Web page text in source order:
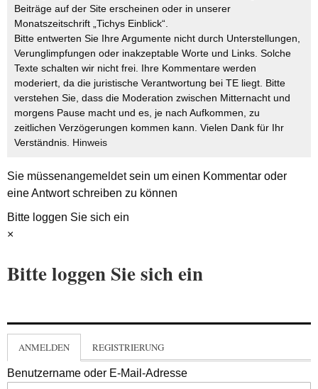
Beiträge auf der Site erscheinen oder in unserer
Monatszeitschrift „Tichys Einblick“.
Bitte entwerten Sie Ihre Argumente nicht durch Unterstellungen,
Verunglimpfungen oder inakzeptable Worte und Links. Solche
Texte schalten wir nicht frei. Ihre Kommentare werden
moderiert, da die juristische Verantwortung bei TE liegt. Bitte
verstehen Sie, dass die Moderation zwischen Mitternacht und
morgens Pause macht und es, je nach Aufkommen, zu
zeitlichen Verzögerungen kommen kann. Vielen Dank für Ihr
Verständnis. Hinweis
Sie müssenangemeldetsein um einen Kommentar oder
eine Antwort schreiben zu können
Bitte loggen Sie sich ein
×
Bitte loggen Sie sich ein
ANMELDEN REGISTRIERUNG
Benutzername oder E-Mail-Adresse